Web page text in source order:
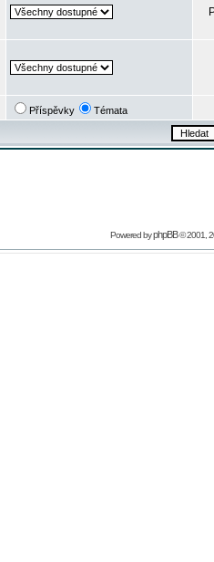
Příspěvky Témata
Powered byphpBB© 2001,